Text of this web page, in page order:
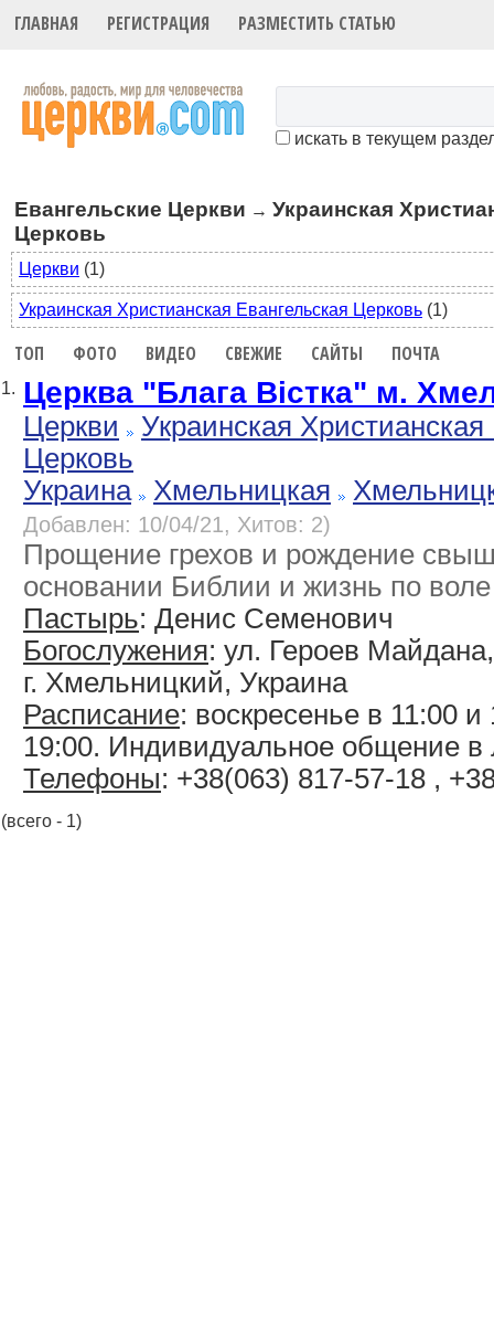
ГЛАВНАЯ РЕГИСТРАЦИЯ РАЗМЕСТИТЬ СТАТЬЮ
искать в текущем
Евангельские Церкви → Украинская
Церковь
Церкви (1)
Украинская Христианская Евангельская Церковь (1)
ТОП ФОТО ВИДЕО СВЕЖИЕ САЙТЫ ПОЧТА
1. Церква "Блага Вістка" м.
Церкви
Украинская Христианская
Церковь
Украина
Хмельницкая
Добавлен: 10/04/21, Хитов: 2)
Прощение грехов и рождение
основании Библии и жизнь по воле
Пастырь: Денис Семенович
Богослужения: ул. Героев
г. Хмельницкий, Украина
Расписание: воскресенье в 11:00
19:00. Индивидуальное общение
Телефоны: +38(063) 817-57-18 ,
(всего - 1)